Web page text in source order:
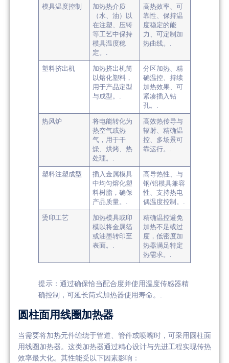
模具温度控制
加热热介质
（水、油）以
在注塑、压铸
等工艺中保持
模具温度稳
定。.
高热效率、可
靠性、保持温
度稳定的能
力、可定制加
热曲线。.
塑料挤出机
加热挤出机筒
以熔化塑料，
用于产品定型
与成型。.
分区加热、精
确温控、持续
加热效果、可
紧凑插入钻
孔。.
热风炉
将电能转化为
热空气或热
气，用于干
燥、烘烤、热
处理。.
高效热传导与
辐射、精确温
控、多场景可
靠运行。.
塑料注塑成型
插入金属模具
中均匀熔化塑
料树脂，确保
产品质量。.
高导热性、与
钢/铝模具兼容
性、支持热电
偶温度控制。.
烫印工艺
加热模具或印
模以将金属箔
或油墨转印至
表面。.
精确温控避免
加热不足或过
度，低密度加
热器满足特定
热需求。.
提示：通过确保恰当配合度并使用温度传感器精
确控制，可延长筒式加热器使用寿命。.
圆柱面用线圈加热器
当需要将加热元件缠绕于管道、管件或喷嘴时，可采用圆柱面
用线圈加热器。这类加热器通过精心设计与先进工程实现传热
效率最大化。其性能受以下因素影响：